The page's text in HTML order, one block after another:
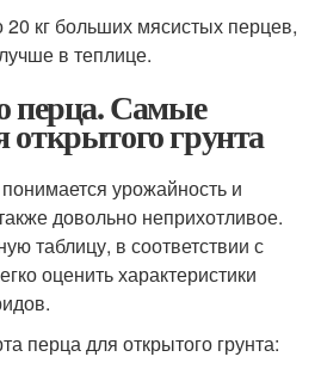
кг больших мясистых перцев,
в теплице.
перца. Самые
грунта
урожайность и
довольно неприхотливое.
таблицу, в соответствии с
оценить характеристики
перца для открытого грунта: